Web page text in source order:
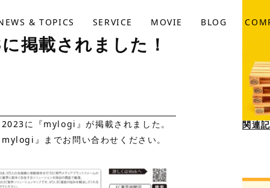
& TOPICS SERVICE MOVIE BLOG
掲載されました！
2023に『mylogi』が掲載されました。
mylogi 』までお問い合わせください。
関連